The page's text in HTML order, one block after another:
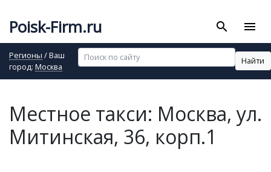
Poisk-Firm.ru search menu
Регионы / Ваш
город: Москва
Найти
Местное такси: Москва, ул.
Митинская, 36, корп.1